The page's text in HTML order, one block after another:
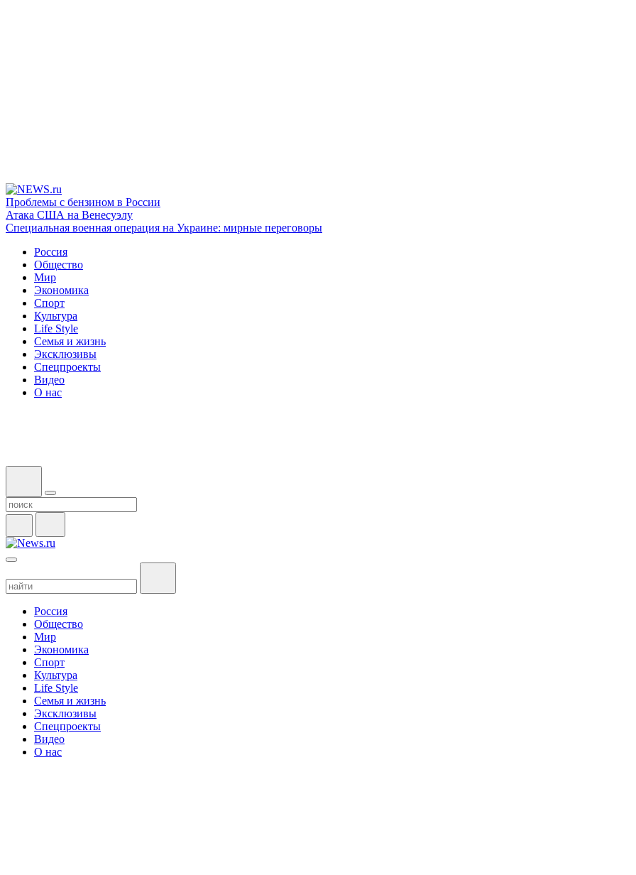
Проблемы с бензином в России
Атака США на Венесуэлу
Специальная военная операция на Украине: мирные переговоры
Россия
Общество
Мир
Экономика
Спорт
Культура
Life Style
Семья и жизнь
Эксклюзивы
Спецпроекты
Видео
О нас
Россия
Общество
Мир
Экономика
Спорт
Культура
Life Style
Семья и жизнь
Эксклюзивы
Спецпроекты
Видео
О нас